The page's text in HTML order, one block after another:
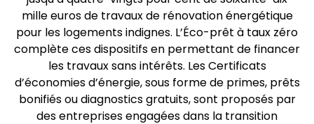
mille euros de travaux de rénovation énergétique
pour les logements indignes. L’Éco-prêt à taux zéro
complète ces dispositifs en permettant de financer
les travaux sans intérêts. Les Certificats
d’économies d’énergie, sous forme de primes, prêts
bonifiés ou diagnostics gratuits, sont proposés par
des entreprises engagées dans la transition